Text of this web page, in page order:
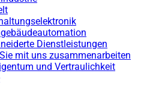
Dienstleistungen
mit uns zusammenarbeiten
und Vertraulichkeit